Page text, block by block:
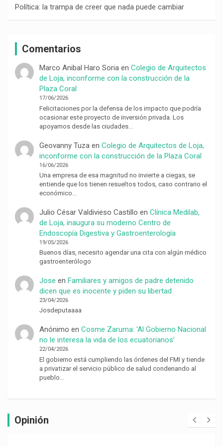
Política: la trampa de creer que nada puede cambiar
Comentarios
Marco Anibal Haro Soriaen Colegio de Arquitectos
de Loja, inconforme con la construcción de la
Plaza Coral
17/06/2026
Felicitaciones por la defensa de los impacto que podría
ocasionar este proyecto de inversión privada. Los
apoyamos desde las ciudades…
Geovanny Tuza en Colegio de Arquitectos de Loja,
inconforme con la construcción de la Plaza Coral
16/06/2026
Una empresa de esa magnitud no invierte a ciegas, se
entiende que los tienen resueltos todos, caso contrario el
económico…
Julio César Valdivieso Castillo en Clínica Medilab,
de Loja, inaugura su moderno Centro de
Endoscopía Digestiva y Gastroenterología
19/05/2026
Buenos días, necesito agendar una cita con algún médico
gastroenterólogo
Jose en Familiares y amigos de padre detenido
dicen que es inocente y piden su libertad
23/04/2026
Josdeputaaaa
Anónimo en Cosme Zaruma: ‘Al Gobierno Nacional
no le interesa la vida de los ecuatorianos’
22/04/2026
El gobierno está cumpliendo las órdenes del FMI y tiende
a privatizar el servicio público de salud condenando al
pueblo…
Opinión